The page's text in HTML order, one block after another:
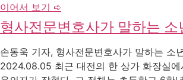
이어서 보기 ➪
형사전문변호사가 말하는 소
손동욱 기자, 형사전문변호사가 말하는 소
2024.08.05 최근 대전의 한 상가 화장실에